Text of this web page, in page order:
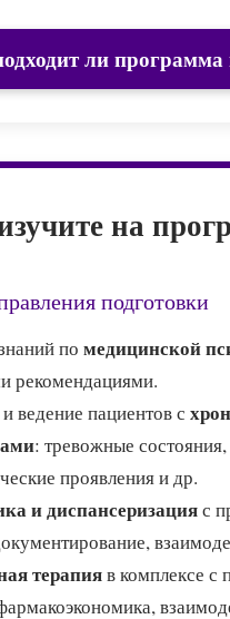
ли
на
подготовки
по медицинской
рекомендациями.
ведение пациентов с
: тревожные
проявления и др.
и диспансеризацияс
терапияв комплексе с